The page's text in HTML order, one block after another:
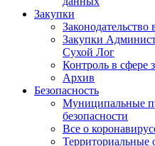
Закупки
Законодательство
Закупки
Сухой Лог
Контроль в сфере
Архив
Безопасность
Муниципальные
безопасности
Все о
Территориальные